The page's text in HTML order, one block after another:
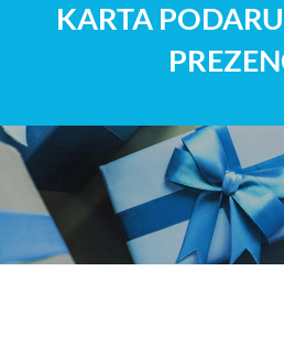
KARTA